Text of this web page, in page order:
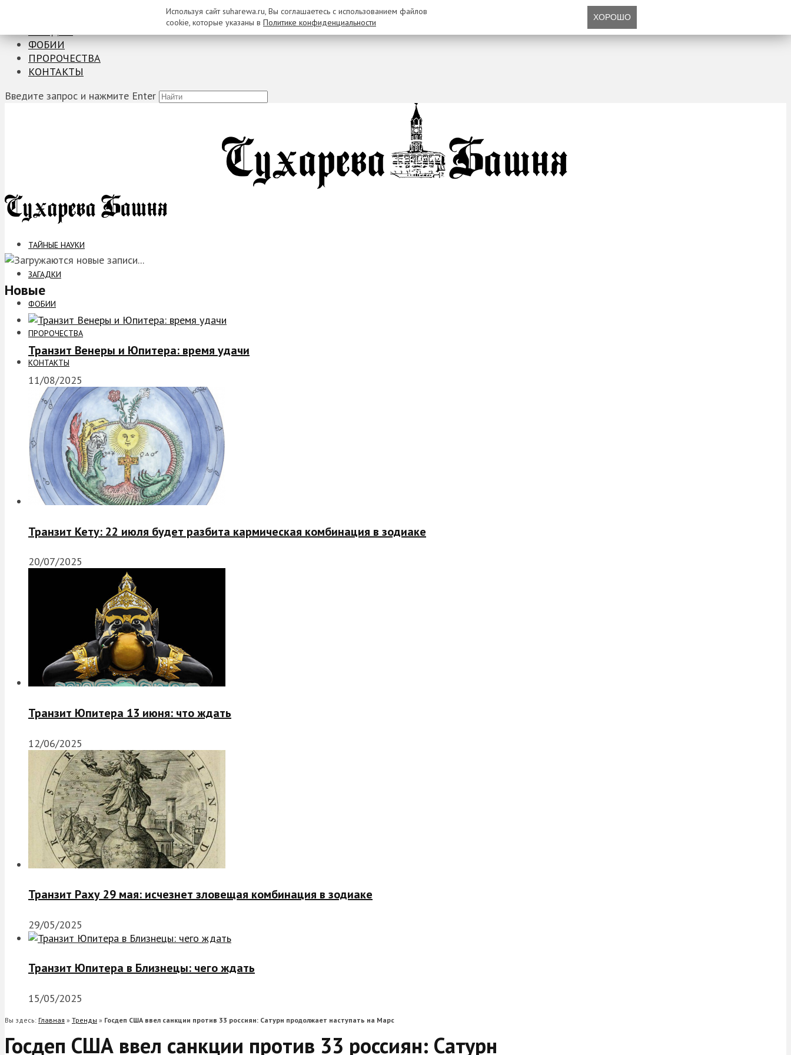
ФОБИИ
ПРОРОЧЕСТВА
КОНТАКТЫ
Введите запрос и нажмите Enter
ТАЙНЫЕ НАУКИ
ЗАГАДКИ
ФОБИИ
ПРОРОЧЕСТВА
КОНТАКТЫ
Новые
Транзит Венеры и Юпитера: время удачи
11/08/2025
Транзит Кету: 22 июля будет разбита кармическая комбинация в зодиаке
20/07/2025
Транзит Юпитера 13 июня: что ждать
12/06/2025
Транзит Раху 29 мая: исчезнет зловещая комбинация в зодиаке
29/05/2025
Транзит Юпитера в Близнецы: чего ждать
15/05/2025
Вы здесь: Главная » Тренды » Госдеп США ввел санкции против 33 россиян: Сатурн продолжает наступать на Марс
Госдеп США ввел санкции против 33 россиян: Сатурн
Используя сайт suharewa.ru, Вы соглашаетесь с использованием файлов
cookie, которые указаны в Политике конфиденциальности ХОРОШО